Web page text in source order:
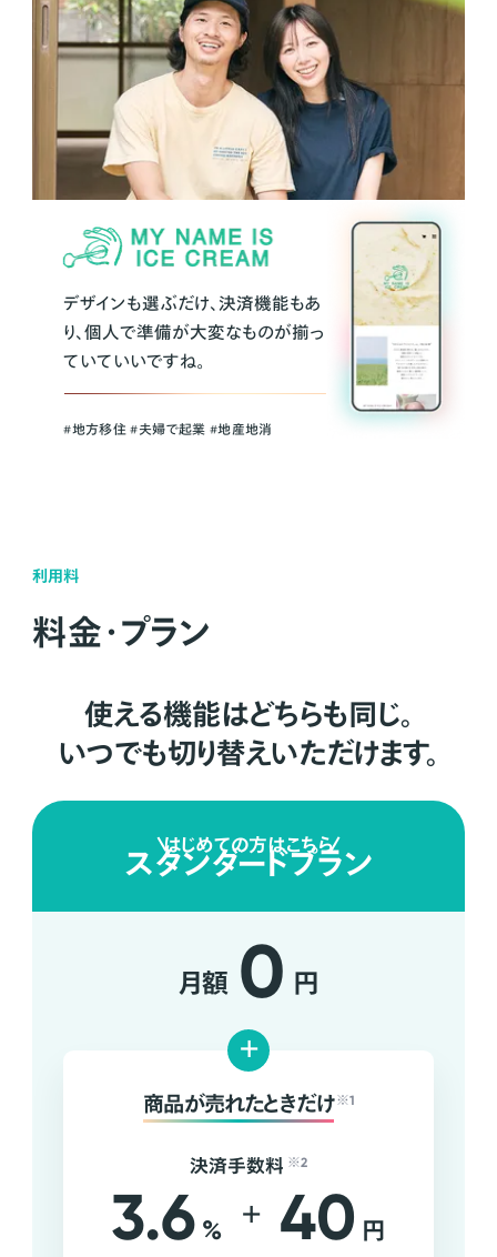
デザインも選ぶだけ、決済機能もあ
り、個人で準備が大変なものが揃っ
ていていいですね。
#地方移住 #夫婦で起業 #地産地消
利用料
料金・プラン
使える機能はどちらも同じ。
いつでも切り替えいただけます。
はじめての方はこちら
スタンダードプラン
月額 0 円
+
商品が売れたときだけ ※1
決済手数料 ※2
3.6 % + 40 円